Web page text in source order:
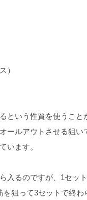
）
という性質を使うこ
ールアウトさせる狙
ています。
入るのですが、1セッ
狙って3セットで終